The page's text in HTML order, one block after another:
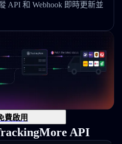
API 和 Webhook 即時更新並
費啟用
API